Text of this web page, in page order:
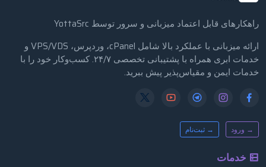
راهکارهای قابل اعتماد میزبانی و سرور توسط YottaSrc
ارائه میزبانی با عملکرد بالا شامل cPanel، وردپرس، VPS/VDS و
خدمات ابری همراه با پشتیبانی تخصصی ۲۴/۷. کسب‌وکار خود را با
خدمات ایمن و مقیاس‌پذیر پیش ببرید.
→ ورود → ثبت‌نام
خدمات